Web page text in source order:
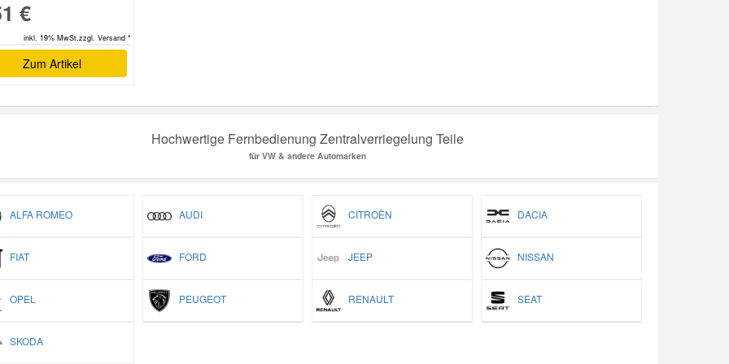
€
inkl. 19% MwSt.zzgl. Versand *
Zum Artikel
Hochwertige Fernbedienung Zentralverriegelung Teile
für VW & andere Automarken
ALFA ROMEO AUDI CITROËN DACIA
FIAT FORD JEEP NISSAN
OPEL PEUGEOT RENAULT SEAT
SKODA